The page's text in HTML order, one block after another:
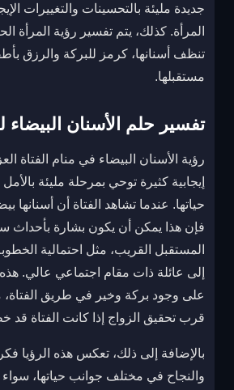
جديدة مليئة بالتحسينات والتغييرات
المرأة. كذلك، يتم تفسير رؤية المرأة
تنظف أسنانها، كرمز للبركة والرزق
مستقبلها.
تفسير حلم الأسنان البيضاء
رؤية الأسنان البيضاء في منام الفتاة
إيجابية كثيرة توحي بمرحلة مليئة بالأمل
حياتها. عندما تشاهد الفتاة أن أسنانها
فإن هذا يمكن أن يكون بشارة بأحداث
المستقبل القريب، مثل احتمالية
إلى عائلة ذات مقام اجتماعي عالي. هذه
على وجود بركة وخير في طريق
قرب تحقيق الزواج إذا كانت الفتاة قد
بالإضافة إلى ذلك، تعكس هذه الرؤيا
والنجاح في مختلف جوانب حياتها،